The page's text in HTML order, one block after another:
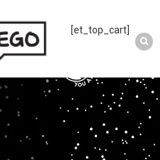
[et_top_cart]